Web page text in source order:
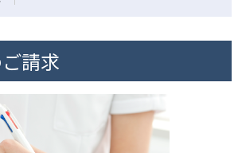
請求